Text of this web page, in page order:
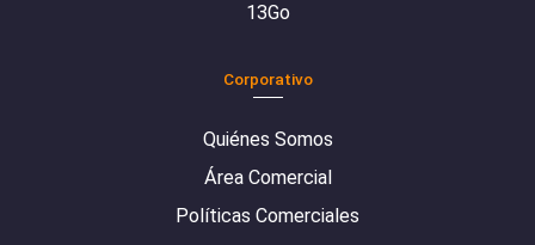
13Go
Corporativo
Quiénes Somos
Área Comercial
Políticas Comerciales